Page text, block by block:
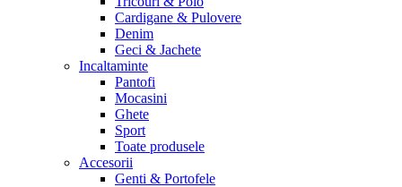
Cardigane & Pulovere
Denim
Geci & Jachete
Incaltaminte
Pantofi
Mocasini
Ghete
Sport
Toate produsele
Accesorii
Genti & Portofele